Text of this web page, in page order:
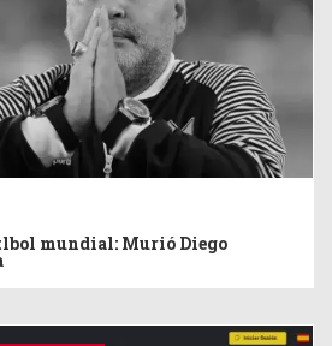
mundial: Murió Diego